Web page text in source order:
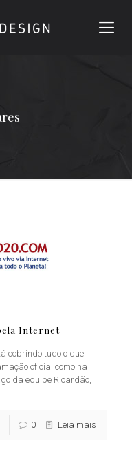
Internet
cobrindo tudo o que
oficial como na
da equipe Ricardão,
0 Leia mais